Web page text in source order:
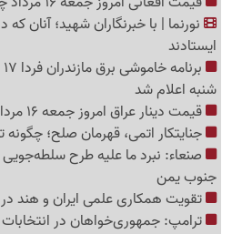
نورنما | با خبرنگاران شهید؛ آنان
ایستادند
شنبه اعلام شد
قیمت دینار عراق امروز جمعه 16 مرداد چقدر است؟
جنایتکار اتمی، قهرمان صلح؛ چگونه
صنعاء: نبرد ما علیه طرح
جنوب یمن
تقویت همکاری علمی ایران و هند
ترامپ: جمهوری‌خواهان در